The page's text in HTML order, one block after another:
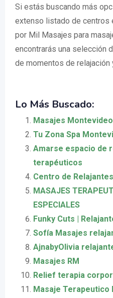
Si estás buscando más
extenso listado de
por Mil Masajes para
encontrarás una selección
de momentos de relajación
Lo Más Buscado:
Masajes Montevideo
Tu Zona Spa
Amarse espacio de
terapéuticos
Centro de
MASAJES
ESPECIALES
Funky Cuts |
Sofía Masajes
AjnabyOlivia
Masajes RM
Relief terapia
Masaje